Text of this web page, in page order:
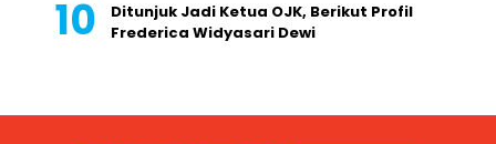
Ditunjuk Jadi Ketua OJK, Berikut Profil
Frederica Widyasari Dewi